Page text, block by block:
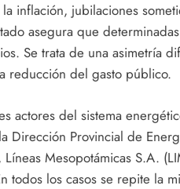
inflación, jubilaciones
asegura que
Se trata de una asimetría
reducción del gasto público.
actores del sistema
Dirección Provincial de
Mesopotámicas S.A.
todos los casos se repite la